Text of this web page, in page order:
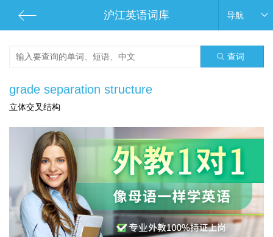
沪江英语词库 导航
查词
grade separation structure
立体交叉结构